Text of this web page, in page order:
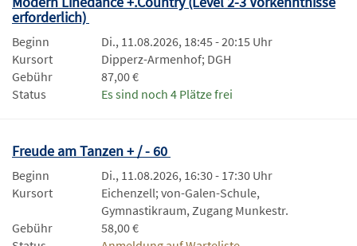
erforderlich)
Beginn
Di., 11.08.2026, 18:45 - 20:15 Uhr
Kursort
Dipperz-Armenhof; DGH
Gebühr
87,00 €
Status
Es sind noch 4 Plätze frei
Freude am Tanzen + / - 60
Beginn
Di., 11.08.2026, 16:30 - 17:30 Uhr
Kursort
Eichenzell; von-Galen-Schule,
Gymnastikraum, Zugang Munkestr.
Gebühr
58,00 €